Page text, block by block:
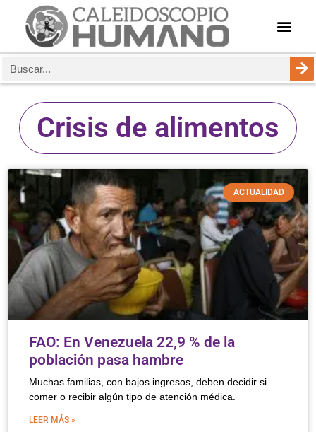
Crisis de alimentos
ACTUALIDAD
FAO: En Venezuela 22,9 % de la
población pasa hambre
Muchas familias, con bajos ingresos, deben decidir si
comer o recibir algún tipo de atención médica.
LEER MÁS »